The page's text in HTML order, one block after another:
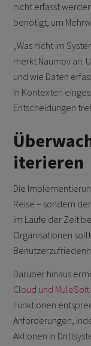
nicht erfasst
benötigt, um
„Was nicht im
merkt Naumov an.
und wie Daten
in Kontexten
Entscheidungen
iterieren
Die
Reise – sondern
im Laufe der Zeit
Organisationen
Darüber hinaus
Cloud und
Funktionen
Anforderungen,
Aktionen in